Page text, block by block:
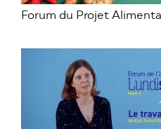
Forum du Projet